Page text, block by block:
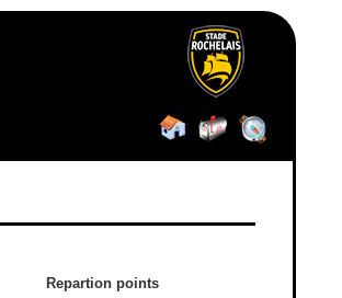
Repartion points